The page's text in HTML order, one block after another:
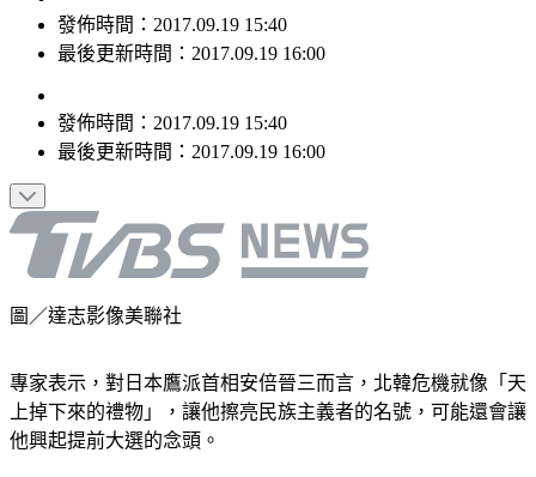
發佈時間：2017.09.19 15:40
最後更新時間：2017.09.19 16:00
發佈時間： 2017.09.19 15:40
最後更新時間： 2017.09.19 16:00
圖／達志影像美聯社
專家表示，對日本鷹派首相安倍晉三而言，北韓危機就像「天
上掉下來的禮物」，讓他擦亮民族主義者的名號，可能還會讓
他興起提前大選的念頭。